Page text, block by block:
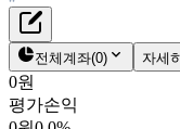
유니퀘스
5,530원
재무정보
펀더멘탈
밸류에이션
주주환원
전체계좌(0) 자세
0원
평가손익